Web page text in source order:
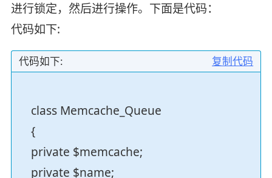
进行锁定，然后进行操作。下面是代码：
代码如下:
复制代码
代码如下:
class Memcache_Queue
{
private $memcache;
private $name;